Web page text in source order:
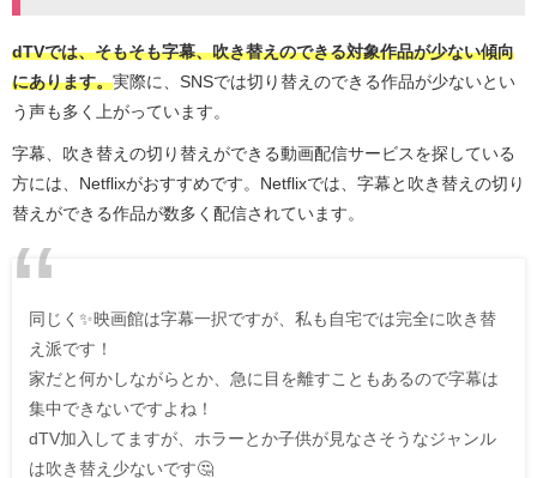
dTVでは、そもそも字幕、吹き替えのできる対象作品が少ない傾向
にあります。実際に、SNSでは切り替えのできる作品が少ないとい
う声も多く上がっています。
字幕、吹き替えの切り替えができる動画配信サービスを探している
方には、Netflixがおすすめです。Netflixでは、字幕と吹き替えの切り
替えができる作品が数多く配信されています。
同じく✨映画館は字幕一択ですが、私も自宅では完全に吹き替
え派です！
家だと何かしながらとか、急に目を離すこともあるので字幕は
集中できないですよね！
dTV加入してますが、ホラーとか子供が見なさそうなジャンル
は吹き替え少ないです🤔